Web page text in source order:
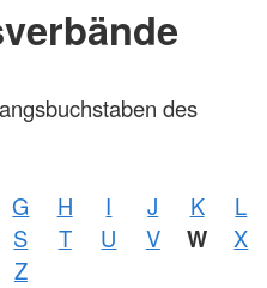
des
G H I J K
L
S T U V W
X
Z